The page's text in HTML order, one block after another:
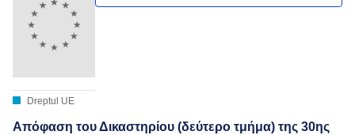
Dreptul UE
Απόφαση του Δικαστηρίου (δεύτερο τμήμα) της 30ης